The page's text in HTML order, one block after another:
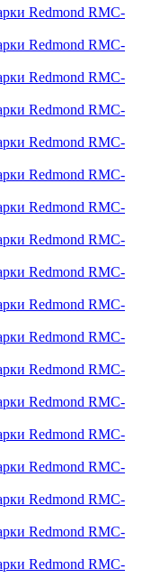
Redmond RMC-
Redmond RMC-
Redmond RMC-
Redmond RMC-
Redmond RMC-
Redmond RMC-
Redmond RMC-
Redmond RMC-
Redmond RMC-
Redmond RMC-
Redmond RMC-
Redmond RMC-
Redmond RMC-
Redmond RMC-
Redmond RMC-
Redmond RMC-
Redmond RMC-
Redmond RMC-